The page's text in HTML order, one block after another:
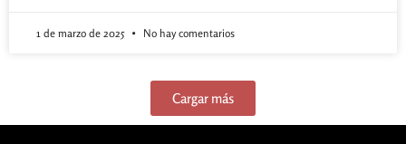
1 de marzo de 2025 No hay comentarios
Cargar más